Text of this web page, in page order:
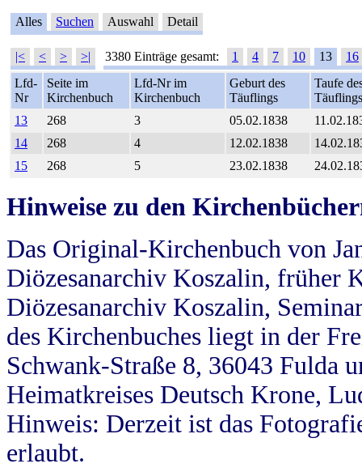
Alles Suchen Auswahl Detail
|< < > >| 3380 Einträge gesamt: 1 4 7 10 13
16
Lfd-
Nr
Seite im
Kirchenbuch
Lfd-Nr im
Kirchenbuch
Geburt des
Täuflings
Taufe
Täuflings
13
268 3 05.02.1838
14
268 4 12.02.1838
15
268 5 23.02.1838
Hinweise zu den
Das Original-Kirchenbuch von
Diözesanarchiv Koszalin, früher
Diözesanarchiv Koszalin,
des Kirchenbuches liegt in der
Schwank-Straße 8, 36043 Fulda
Heimatkreises Deutsch Krone,
Hinweis: Derzeit ist das
erlaubt.